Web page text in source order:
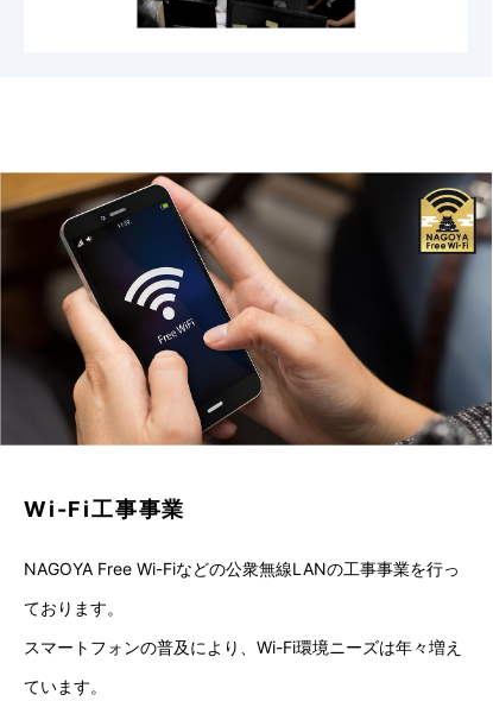
Wi-Fi工事事業
NAGOYA Free Wi-Fiなどの公衆無線LANの工事事業を行っ
ております。
スマートフォンの普及により、Wi-Fi環境ニーズは年々増え
ています。